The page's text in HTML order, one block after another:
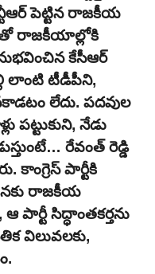
పెట్టిన రాజకీయ
రాజకీయాల్లోకి
కేసీఆర్
లాంటి టీడీపీని,
లేదు. పదవుల
పట్టుకుని, నేడు
రేవంత్ రెడ్డి
కాంగ్రెస్ పార్టీకి
రాజకీయ
పార్టీ సిద్ధాంతకర్తను
విలువలకు,